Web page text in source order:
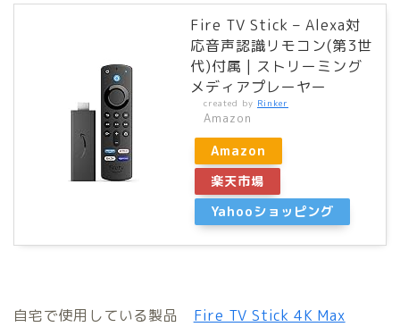
Fire TV Stick – Alexa対
応音声認識リモコン(第3世
代)付属 | ストリーミング
メディアプレーヤー
created by Rinker
Amazon
Amazon
楽天市場
Yahooショッピング
自宅で使用している製品 Fire TV Stick 4K Max